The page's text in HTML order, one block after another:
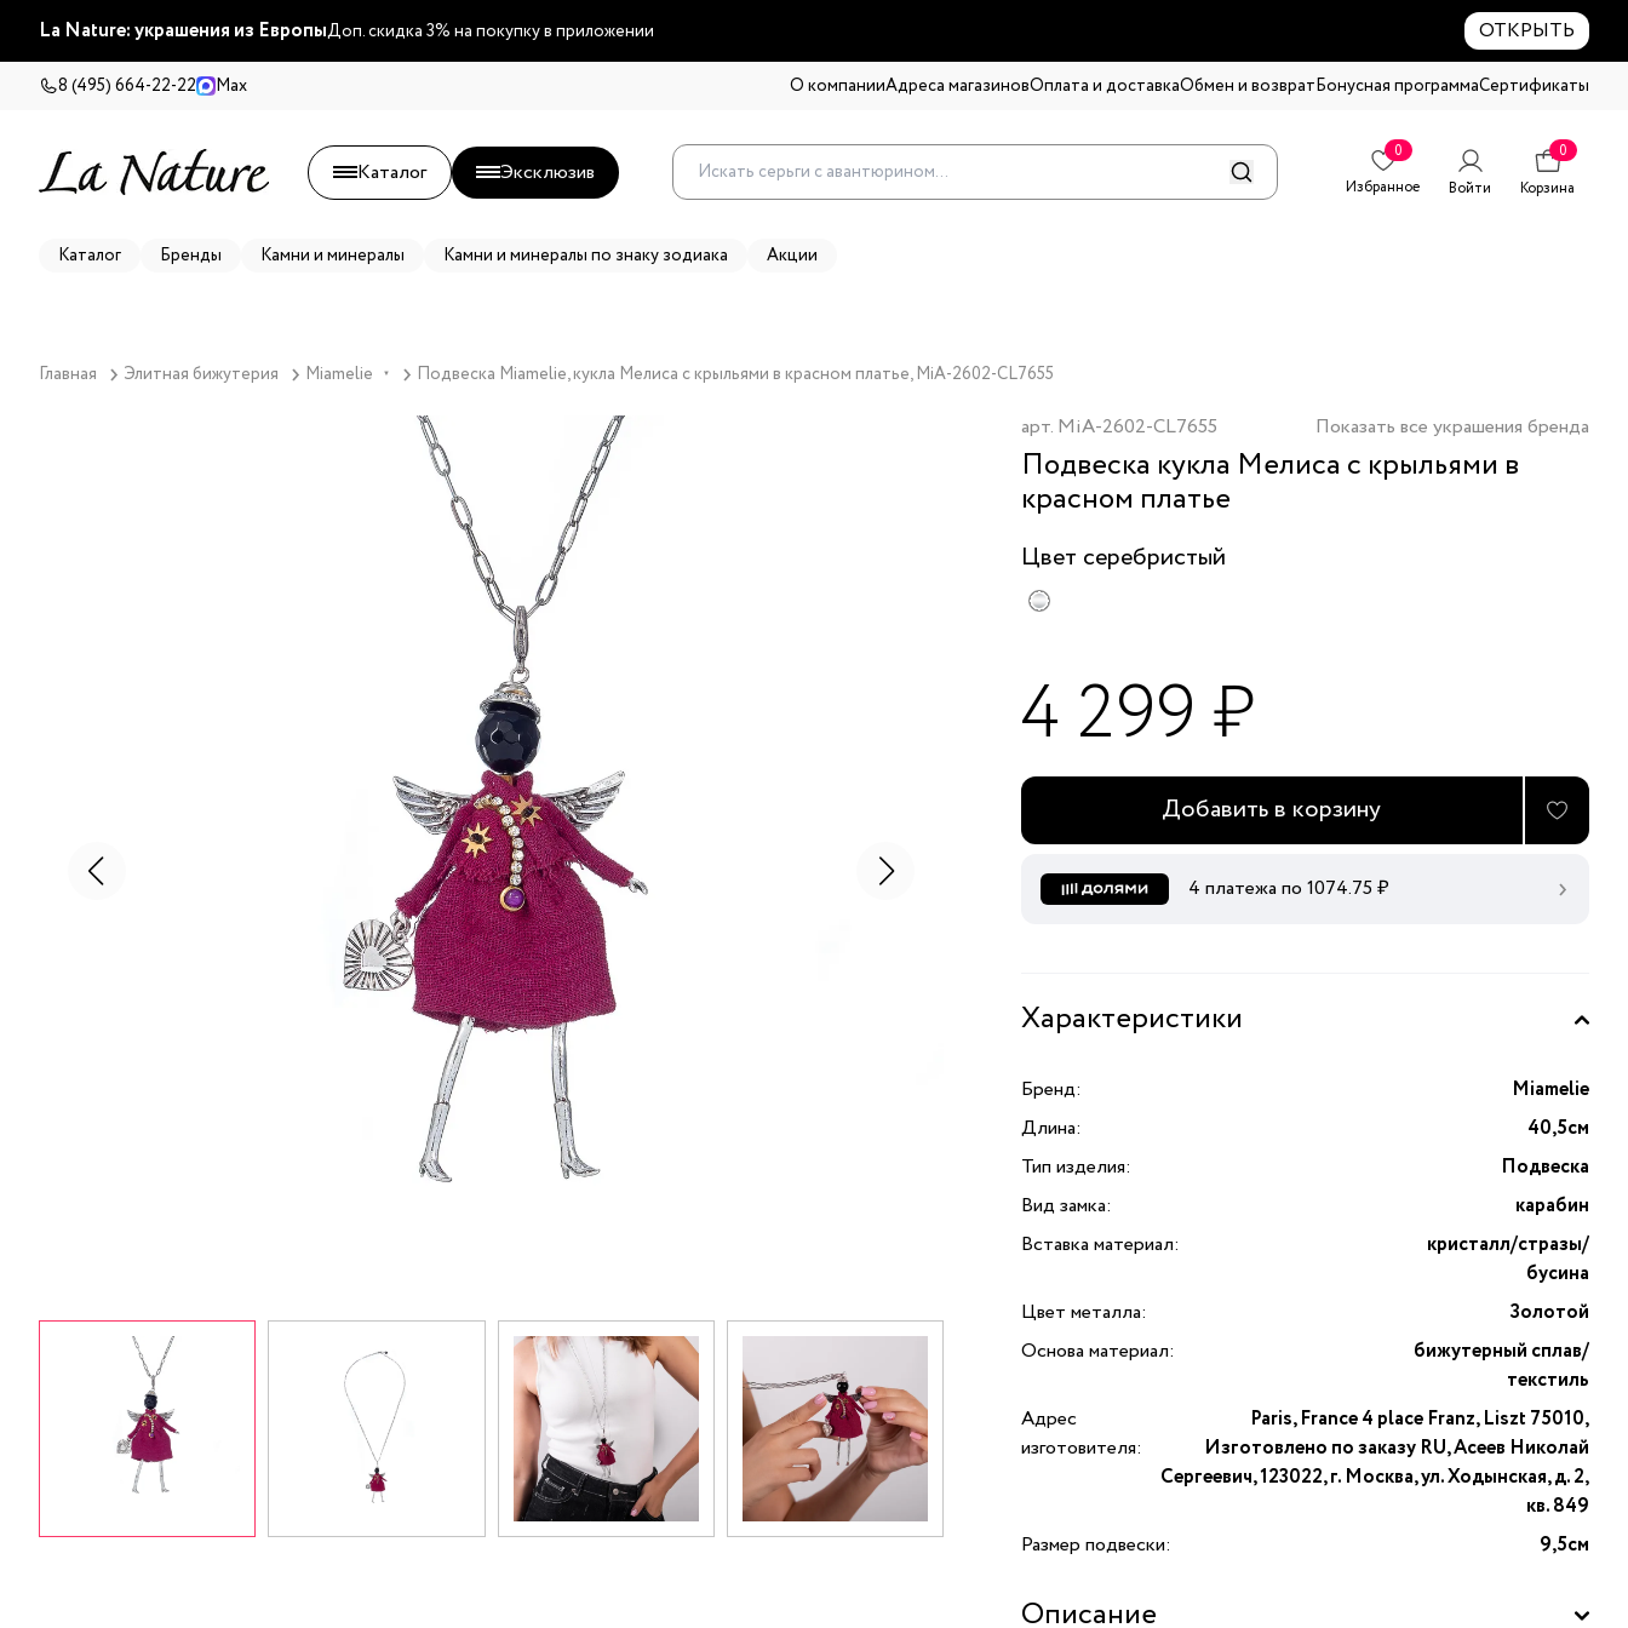
La Nature: украшения из ЕвропыДоп. скидка 3% на покупку в приложении ОТКРЫТЬ
8 (495) 664-22-22 Max О компанииАдреса магазиновОплата и доставкаОбмен и возвратБонусная программаСертификаты
Каталог Эксклюзив
0
Избранное
Войти
0
Корзина
Каталог Бренды Камни и минералы Камни и минералы по знаку зодиака Акции
Главная Элитная бижутерия Miamelie ▼ Подвеска Miamelie, кукла Мелиса с крыльями в красном платье, MiA-2602-CL7655
арт. MiA-2602-CL7655 Показать все украшения бренда
Подвеска кукла Мелиса с крыльями в
красном платье
Цвет серебристый
4 299 ₽
Добавить в корзину
4 платежа по 1074.75 ₽
Характеристики
Бренд:
Miamelie
Длина:
40,5см
Тип изделия:
Подвеска
Вид замка:
карабин
Вставка материал:
кристалл/стразы/
бусина
Цвет металла:
Золотой
Основа материал:
бижутерный сплав/
текстиль
Адрес
изготовителя:
Paris, France 4 place Franz, Liszt 75010,
Изготовлено по заказу RU, Асеев Николай
Сергеевич, 123022, г. Москва, ул. Ходынская, д. 2,
кв. 849
Размер подвески:
9,5см
Описание